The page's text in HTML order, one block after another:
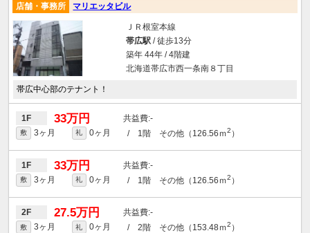
店舗・事務所 マリエッタビル
ＪＲ根室本線
帯広駅/ 徒歩13分
築年 44年 / 4階建
北海道帯広市西一条南８丁目
帯広中心部のテナント！
1F 33万円 -
敷 3ヶ月 礼 0ヶ月 / 1階 その他（126.56ｍ2 ）
1F 33万円 -
敷 3ヶ月 礼 0ヶ月 / 1階 その他（126.56ｍ2 ）
2F 27.5万円 -
敷 3ヶ月 礼 0ヶ月 / 2階 その他（153.48ｍ2 ）